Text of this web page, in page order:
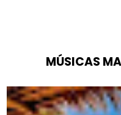
MÚSICAS